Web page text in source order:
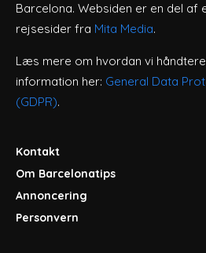
Barcelona. Websiden er en del
rejsesider fra Mita Media.
Læs mere om hvordan vi
information her: General Data
(GDPR).
Kontakt
Om Barcelonatips
Annoncering
Personvern